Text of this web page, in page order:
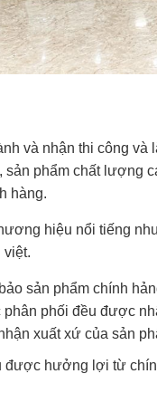
và nhận thi công và
phẩm chất lượng
hàng.
hiệu nổi tiếng
việt.
sản phẩm chính
phối đều được
xuất xứ của sản
hưởng lợi từ